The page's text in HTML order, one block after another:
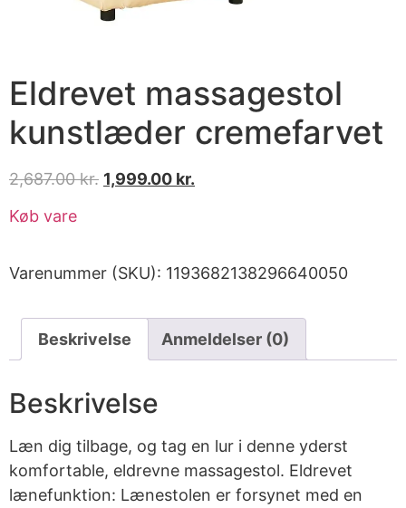
Eldrevet massagestol
kunstlæder cremefarvet
2,687.00kr. 1,999.00 kr.
Køb vare
Varenummer (SKU): 1193682138296640050
Beskrivelse Anmeldelser (0)
Beskrivelse
Læn dig tilbage, og tag en lur i denne yderst
komfortable, eldrevne massagestol. Eldrevet
lænefunktion: Lænestolen er forsynet med en